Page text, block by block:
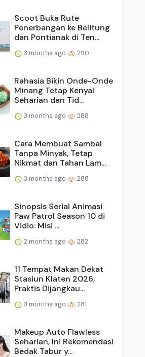
Scoot Buka Rute
Penerbangan ke Belitung
dan Pontianak di Ten...
3 months ago 290
Rahasia Bikin Onde-Onde
Minang Tetap Kenyal
Seharian dan Tid...
3 months ago 288
Cara Membuat Sambal
Tanpa Minyak, Tetap
Nikmat dan Tahan Lam...
3 months ago 288
Sinopsis Serial Animasi
Paw Patrol Season 10 di
Vidio: Misi ...
2 months ago 282
11 Tempat Makan Dekat
Stasiun Klaten 2026,
Praktis Dijangkau...
3 months ago 281
Makeup Auto Flawless
Seharian, Ini Rekomendasi
Bedak Tabur y...